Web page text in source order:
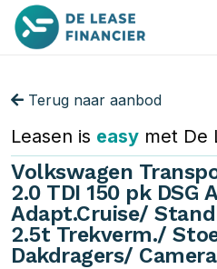
Terug naar aanbod
Leasen is easy met De
Volkswagen
2.0 TDI 150 pk DSG
Adapt.Cruise/
2.5t Trekverm./
Dakdragers/